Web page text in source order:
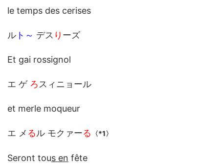
le temps des cerises
ル ト～ デス り ーズ
Et gai rossignol
エ ゲ ろ スィニョール
et merle moqueur
エ メ るル モクァーる 〈*1〉
Seront tous en fête